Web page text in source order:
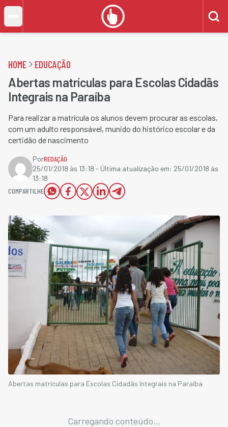
HOME EDUCAÇÃO
Abertas matrículas para Escolas Cidadãs
Integrais na Paraíba
Para realizar a matrícula os alunos devem procurar as escolas,
com um adulto responsável, munido do histórico escolar e da
certidão de nascimento
PorREDAÇÃO
25/01/2018 às 13:18 - Última atualização em: 25/01/2018 às
13:18
COMPARTILHE
Abertas matrículas para Escolas Cidadãs Integrais na Paraíba
Carregando conteúdo...